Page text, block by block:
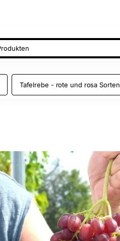
Tafelrebe - rote und rosa Sorten